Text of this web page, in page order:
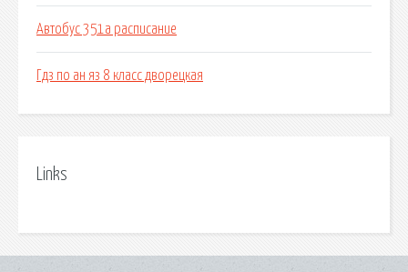
Автобус 351а расписание
Гдз по ан яз 8 класс дворецкая
Links